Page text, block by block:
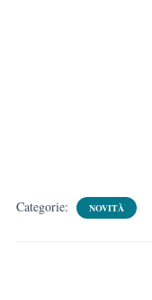
Categorie: NOVITÀ